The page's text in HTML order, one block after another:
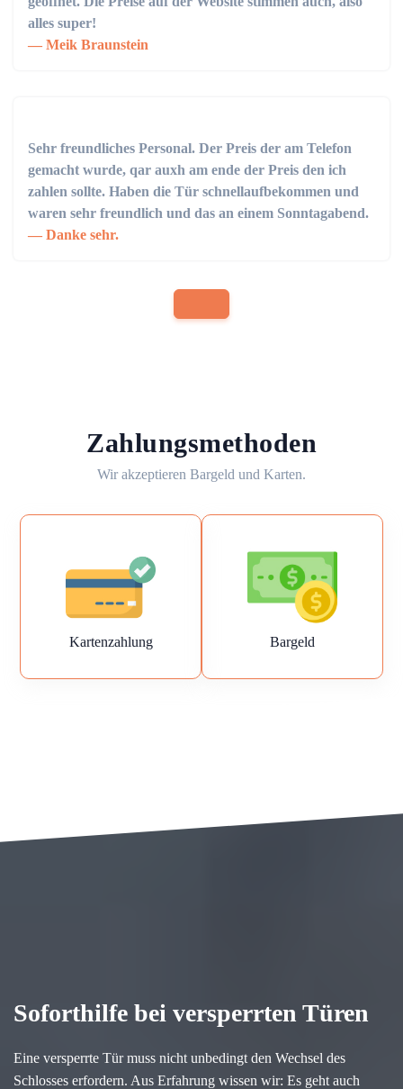
alles super!
Meik Braunstein
Sehr freundliches Personal. Der Preis der am Telefon
gemacht wurde, qar auxh am ende der Preis den ich
zahlen sollte. Haben die Tür schnellaufbekommen und
waren sehr freundlich und das an einem Sonntagabend.
Danke sehr.
Zahlungsmethoden
Wir akzeptieren Bargeld und Karten.
Kartenzahlung Bargeld
Soforthilfe bei versperrten Türen
Eine versperrte Tür muss nicht unbedingt den Wechsel des
Schlosses erfordern. Aus Erfahrung wissen wir: Es geht auch